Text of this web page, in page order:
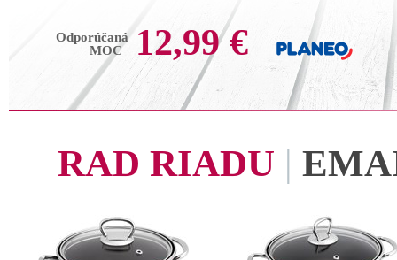
Odporúčaná
MOC
12,99 €
RAD RIADU |